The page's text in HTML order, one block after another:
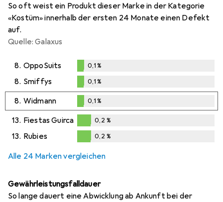
So oft weist ein Produkt dieser Marke in der Kategorie
«Kostüm» innerhalb der ersten 24 Monate einen Defekt
auf.
Quelle: Galaxus
8. OppoSuits
%
0,1%
8. Smiffys
0,1%
0,1%
8. Widmann
0,1%
0,1%
13. Fiestas Guirca
0,2%
0,2 %
13. Rubies 0,2 %
Alle 24 Marken vergleichen
Gewährleistungsfalldauer
So lange dauert eine Abwicklung ab Ankunft bei der